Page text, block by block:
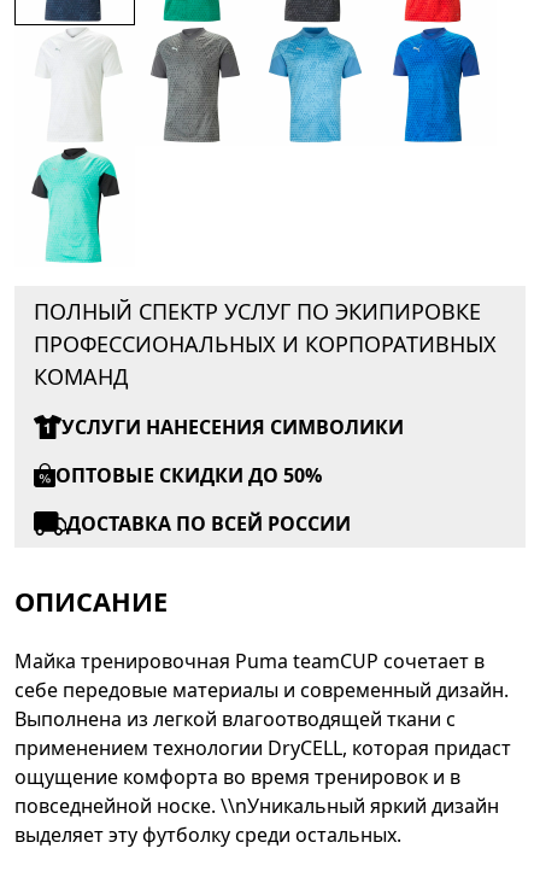
ПОЛНЫЙ СПЕКТР УСЛУГ ПО ЭКИПИРОВКЕ
ПРОФЕССИОНАЛЬНЫХ И КОРПОРАТИВНЫХ
КОМАНД
УСЛУГИ НАНЕСЕНИЯ СИМВОЛИКИ
ОПТОВЫЕ СКИДКИ ДО 50%
ДОСТАВКА ПО ВСЕЙ РОССИИ
ОПИСАНИЕ
Майка тренировочная Puma teamCUP сочетает в
себе передовые материалы и современный дизайн.
Выполнена из легкой влагоотводящей ткани с
применением технологии DryCELL, которая придаст
ощущение комфорта во время тренировок и в
повседнейной носке. \\nУникальный яркий дизайн
выделяет эту футболку среди остальных.